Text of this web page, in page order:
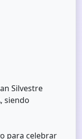
Silvestre
siendo
para celebrar